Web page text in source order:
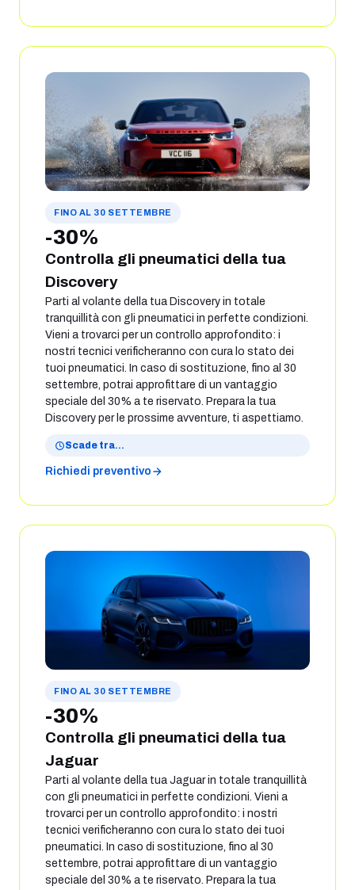
FINO AL 30 SETTEMBRE
-30%
Controlla gli pneumatici della tua
Discovery
Parti al volante della tua Discovery in totale
tranquillità con gli pneumatici in perfette condizioni.
Vieni a trovarci per un controllo approfondito: i
nostri tecnici verificheranno con cura lo stato dei
tuoi pneumatici. In caso di sostituzione, fino al 30
settembre, potrai approfittare di un vantaggio
speciale del 30% a te riservato. Prepara la tua
Discovery per le prossime avventure, ti aspettiamo.
Scade tra…
Richiedi preventivo
FINO AL 30 SETTEMBRE
-30%
Controlla gli pneumatici della tua
Jaguar
Parti al volante della tua Jaguar in totale tranquillità
con gli pneumatici in perfette condizioni. Vieni a
trovarci per un controllo approfondito: i nostri
tecnici verificheranno con cura lo stato dei tuoi
pneumatici. In caso di sostituzione, fino al 30
settembre, potrai approfittare di un vantaggio
speciale del 30% a te riservato. Prepara la tua